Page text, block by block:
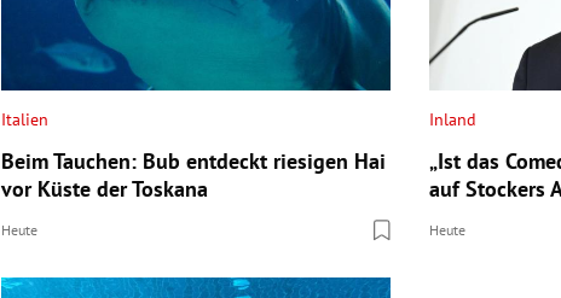
Italien
Beim Tauchen: Bub entdeckt riesigen Hai
vor Küste der Toskana
Heute
Inland
„Ist das
auf Stockers
Heute